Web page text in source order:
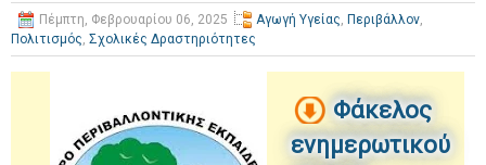
Πέμπτη, Φεβρουαρίου 06, 2025 Αγωγή Υγείας, Περιβάλλον,
Πολιτισμός, Σχολικές Δραστηριότητες
Φάκελος
ενημερωτικού